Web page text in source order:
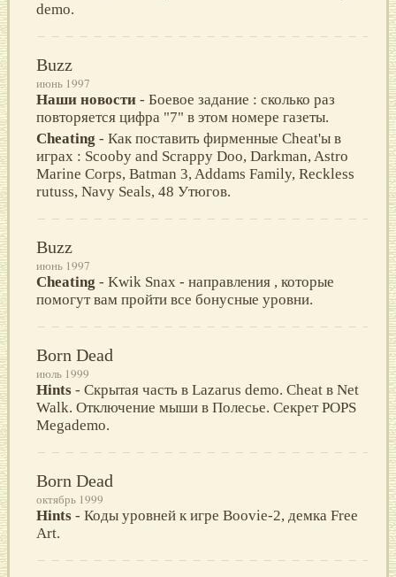
demo.
Buzz
июнь 1997
Наши новости - Боевое задание : сколько раз
повторяется цифра "7" в этом номере газеты.
Cheating - Как поставить фирменные Cheat'ы в
играх : Scooby and Scrappy Doo, Darkman, Astro
Marine Corps, Batman 3, Addams Family, Reckless
rutuss, Navy Seals, 48 Утюгов.
Buzz
июнь 1997
Cheating - Kwik Snax - направления , которые
помогут вам пройти все бонусные уровни.
Born Dead
июль 1999
Hints - Скрытая часть в Lazarus demo. Cheat в Net
Walk. Отключение мыши в Полесье. Секрет POPS
Megademo.
Born Dead
октябрь 1999
Hints - Коды уровней к игре Boovie-2, демка Free
Art.